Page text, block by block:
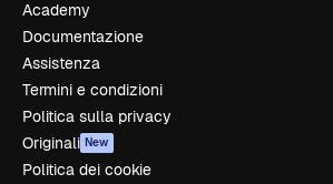
Academy
Documentazione
Assistenza
Termini e condizioni
Politica sulla privacy
Originali New
Politica dei cookie